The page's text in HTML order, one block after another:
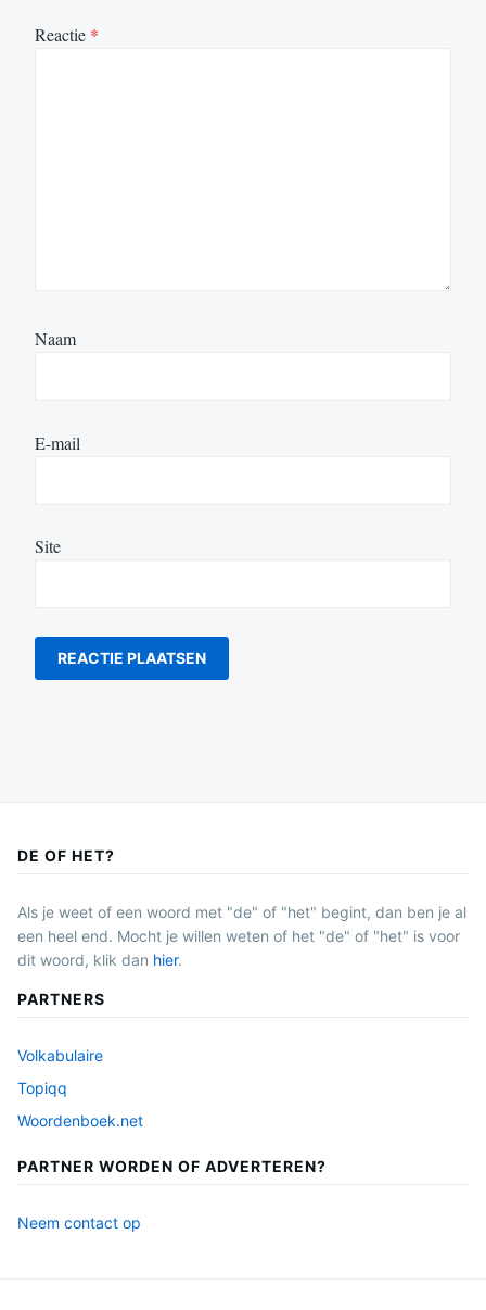
Reactie *
Naam
E-mail
Site
DE OF HET?
Als je weet of een woord met "de" of "het" begint, dan ben je al
een heel end. Mocht je willen weten of het "de" of "het" is voor
dit woord, klik dan hier.
PARTNERS
Volkabulaire
Topiqq
Woordenboek.net
PARTNER WORDEN OF ADVERTEREN?
Neem contact op